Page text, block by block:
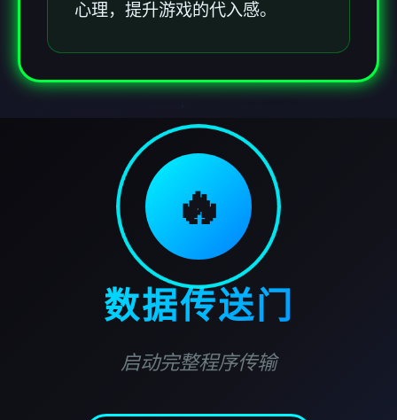
心理，提升游戏的代入感。
🔥
数据传送门
启动完整程序传输